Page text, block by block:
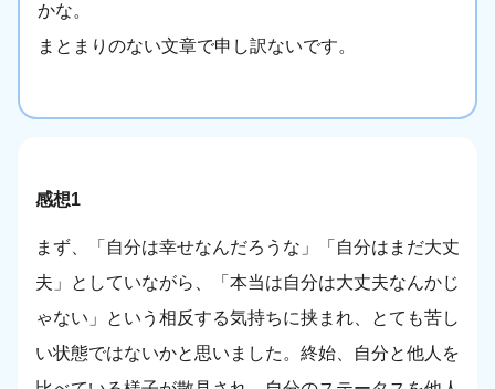
かな。
まとまりのない文章で申し訳ないです。
感想1
まず、「自分は幸せなんだろうな」「自分はまだ大丈
夫」としていながら、「本当は自分は大丈夫なんかじ
ゃない」という相反する気持ちに挟まれ、とても苦し
い状態ではないかと思いました。終始、自分と他人を